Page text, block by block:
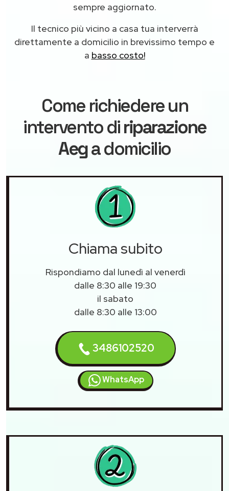
sempre aggiornato.
Il tecnico più vicino a casa tua interverrà
direttamente a domicilio in brevissimo tempo e
a basso costo!
Come richiedere un
intervento diriparazione
Aega domicilio
Chiama subito
Rispondiamo dal lunedì al venerdì
dalle 8:30 alle 19:30
il sabato
dalle 8:30 alle 13:00
3486102520
WhatsApp